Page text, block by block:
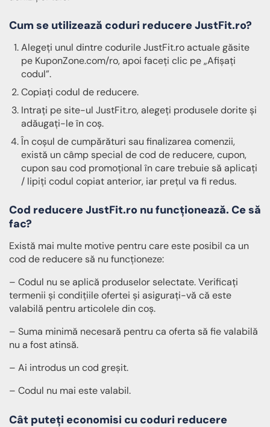
Cum se utilizează coduri reducere JustFit.ro?
Alegeți unul dintre codurile JustFit.ro actuale găsite
pe KuponZone.com/ro, apoi faceți clic pe „Afișați
codul”.
Copiați codul de reducere.
Intrați pe site-ul JustFit.ro, alegeți produsele dorite și
adăugați-le în coș.
În coșul de cumpărături sau finalizarea comenzii,
există un câmp special de cod de reducere, cupon,
cupon sau cod promoțional în care trebuie să aplicați
/ lipiți codul copiat anterior, iar prețul va fi redus.
Cod reducere JustFit.ro nu funcționează. Ce să
fac?
Există mai multe motive pentru care este posibil ca un
cod de reducere să nu funcționeze:
– Codul nu se aplică produselor selectate. Verificați
termenii și condițiile ofertei și asigurați-vă că este
valabilă pentru articolele din coș.
– Suma minimă necesară pentru ca oferta să fie valabilă
nu a fost atinsă.
– Ai introdus un cod greșit.
– Codul nu mai este valabil.
Cât puteți economisi cu coduri reducere